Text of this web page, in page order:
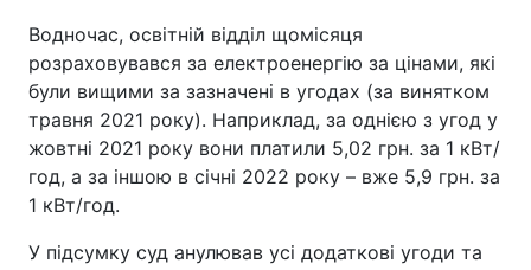
Водночас, освітній відділ щомісяця
розраховувався за електроенергію за цінами, які
були вищими за зазначені в угодах (за винятком
травня 2021 року). Наприклад, за однією з угод у
жовтні 2021 року вони платили 5,02 грн. за 1 кВт/
год, а за іншою в січні 2022 року – вже 5,9 грн. за
1 кВт/год.
У підсумку суд анулював усі додаткові угоди та